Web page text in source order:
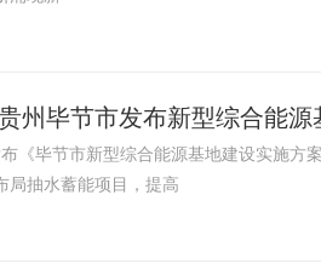
州毕节市发布新型综合能
毕节市新型综合能源基地建设实施方
局抽水蓄能项目，提高